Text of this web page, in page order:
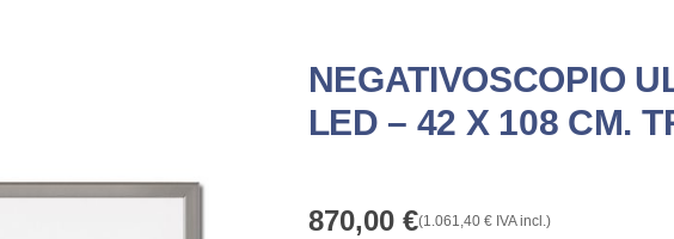
NEGATIVOSCOPIO
LED – 42 X 108 CM.
870,00 €(1.061,40 €IVA incl.)